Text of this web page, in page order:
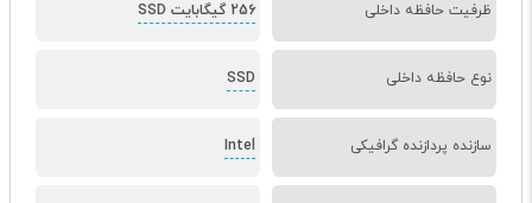
ظرفیت حافظه داخلی 256 گیگابایت SSD
نوع حافظه داخلی SSD
سازنده پردازنده گرافیکی Intel